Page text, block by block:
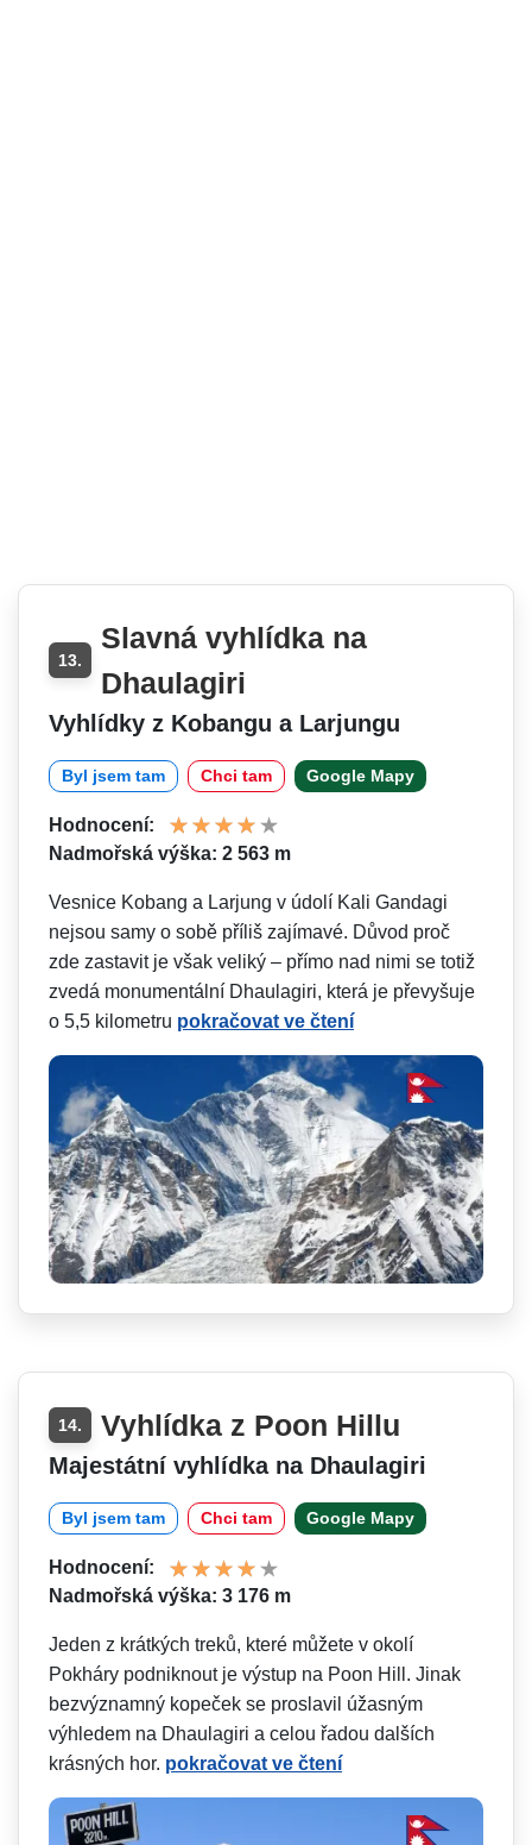
13.
Slavná vyhlídka na
Dhaulagiri
Vyhlídky z Kobangu a Larjungu
Byl jsem tam Chci tam Google Mapy
Hodnocení:
Nadmořská výška: 2 563 m
Vesnice Kobang a Larjung v údolí Kali Gandagi
nejsou samy o sobě příliš zajímavé. Důvod proč
zde zastavit je však veliký – přímo nad nimi se totiž
zvedá monumentální Dhaulagiri, která je převyšuje
o 5,5 kilometru pokračovat ve čtení
14. Vyhlídka z Poon Hillu
Majestátní vyhlídka na Dhaulagiri
Byl jsem tam Chci tam Google Mapy
Hodnocení:
Nadmořská výška: 3 176 m
Jeden z krátkých treků, které můžete v okolí
Pokháry podniknout je výstup na Poon Hill. Jinak
bezvýznamný kopeček se proslavil úžasným
výhledem na Dhaulagiri a celou řadou dalších
krásných hor. pokračovat ve čtení